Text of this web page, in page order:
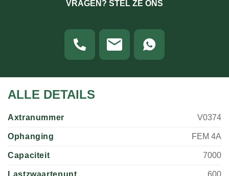
VRAGEN? STEL ZE ONS
ALLE DETAILS
Axtranummer V0374
Ophanging FEM 4A
Capaciteit 7000
Lastzwaartepunt 600